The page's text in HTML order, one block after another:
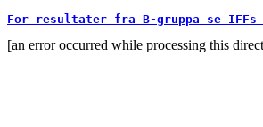
For resultater fra B-gruppa se IFFs
[an error occurred while processing this